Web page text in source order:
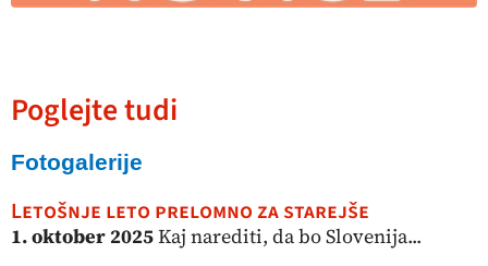
Poglejte tudi
Fotogalerije
Letošnje leto prelomno za starejše
1. oktober 2025Kaj narediti, da bo Slovenija...